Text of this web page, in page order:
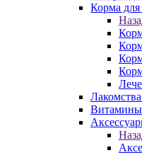
Корма для
Витамины